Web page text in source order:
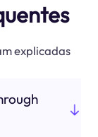
explicadas